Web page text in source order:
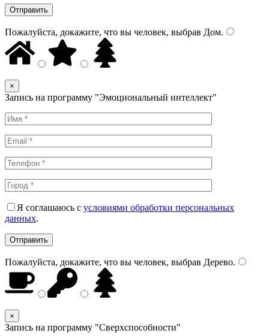
Пожалуйста, докажите, что вы человек, выбрав Дом.
×
Запись на программу "Эмоциональный интеллект"
Я соглашаюсь с условиями обработки персональных
данных.
Пожалуйста, докажите, что вы человек, выбрав Дерево.
×
Запись на программу "Сверхспособности"